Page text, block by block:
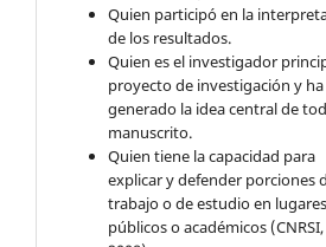
Quien participó en la
de los resultados.
Quien es el investigador
proyecto de investigación y ha
generado la idea central de
manuscrito.
Quien tiene la capacidad para
explicar y defender porciones
trabajo o de estudio en lugares
públicos o académicos (CNRSI,